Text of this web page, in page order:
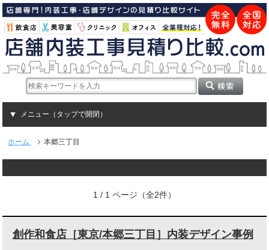
メニュー（タップで開閉）
ホーム 本郷三丁目
1 / 1 ページ（全2件）
創作和食店［東京/本郷三丁目］内装デザイン事例